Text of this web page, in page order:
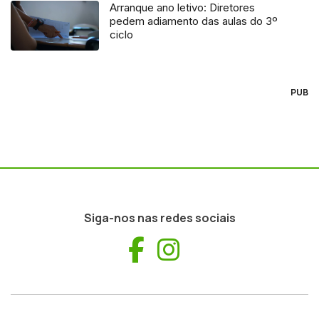
Arranque ano letivo: Diretores
pedem adiamento das aulas do 3º
ciclo
PUB
Siga-nos nas redes sociais
Facebook